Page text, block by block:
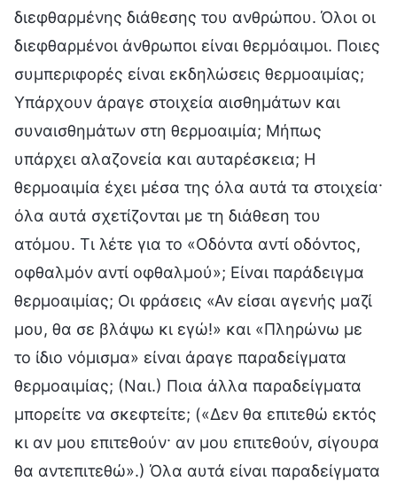
διεφθαρμένης διάθεσης του ανθρώπου. Όλοι οι
διεφθαρμένοι άνθρωποι είναι θερμόαιμοι. Ποιες
συμπεριφορές είναι εκδηλώσεις θερμοαιμίας;
Υπάρχουν άραγε στοιχεία αισθημάτων και
συναισθημάτων στη θερμοαιμία; Μήπως
υπάρχει αλαζονεία και αυταρέσκεια; Η
θερμοαιμία έχει μέσα της όλα αυτά τα στοιχεία·
όλα αυτά σχετίζονται με τη διάθεση του
ατόμου. Τι λέτε για το «Οδόντα αντί οδόντος,
οφθαλμόν αντί οφθαλμού»; Είναι παράδειγμα
θερμοαιμίας; Οι φράσεις «Αν είσαι αγενής μαζί
μου, θα σε βλάψω κι εγώ!» και «Πληρώνω με
το ίδιο νόμισμα» είναι άραγε παραδείγματα
θερμοαιμίας; (Ναι.) Ποια άλλα παραδείγματα
μπορείτε να σκεφτείτε; («Δεν θα επιτεθώ εκτός
κι αν μου επιτεθούν· αν μου επιτεθούν, σίγουρα
θα αντεπιτεθώ».) Όλα αυτά είναι παραδείγματα